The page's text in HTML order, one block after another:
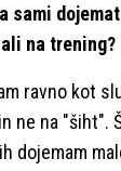
sami
na trening?
ravno kot
ne na "šiht".
dojemam